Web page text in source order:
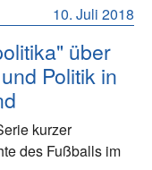
10. Juli 2018
über
Politik in
kurzer
des Fußballs im